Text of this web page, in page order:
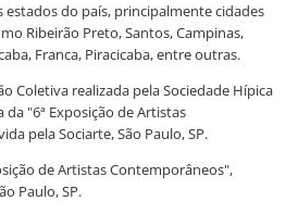
estados do país, principalmente cidades
Ribeirão Preto, Santos, Campinas,
Franca, Piracicaba, entre outras.
Coletiva realizada pela Sociedade Hípica
da "6ª Exposição de Artistas
pela Sociarte, São Paulo, SP.
de Artistas Contemporâneos",
Paulo, SP.